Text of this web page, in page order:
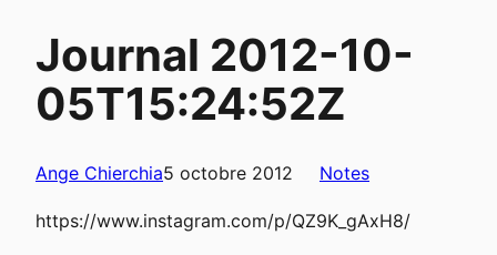
Journal 2012-10-
05T15:24:52Z
Ange Chierchia5 octobre 2012 Notes
https://www.instagram.com/p/QZ9K_gAxH8/